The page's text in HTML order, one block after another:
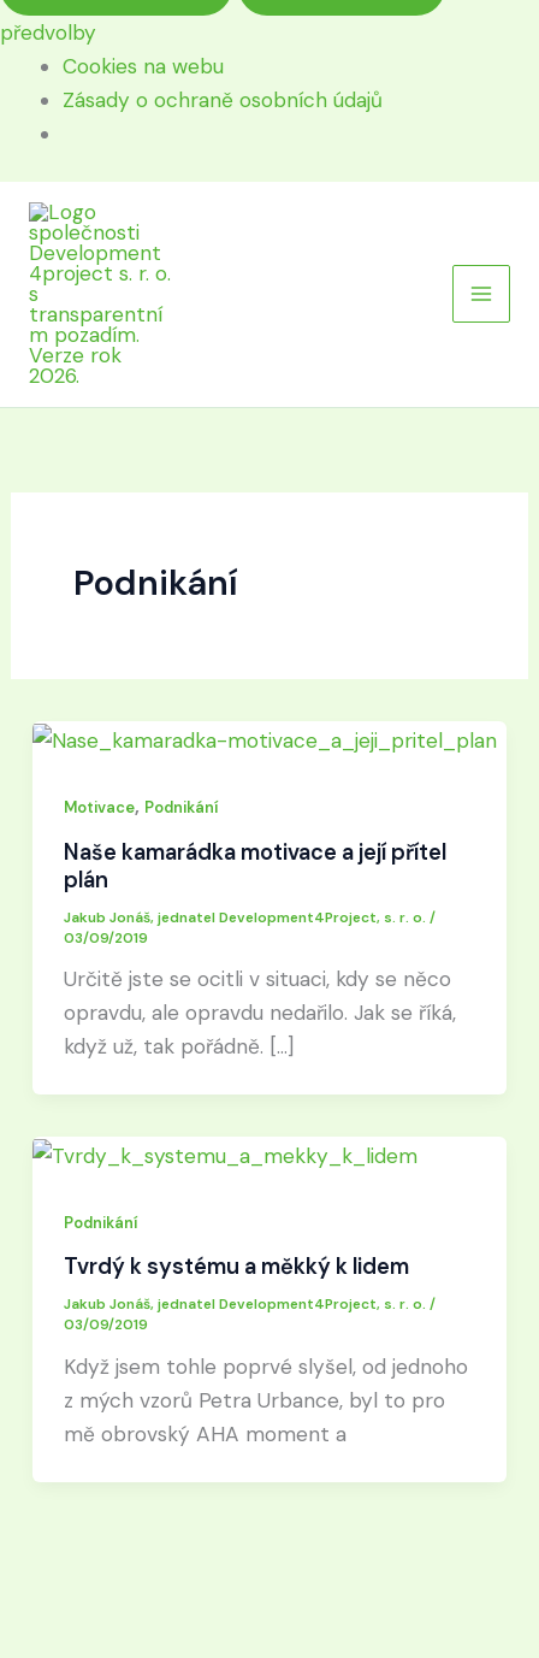
předvolby
Cookies na webu
Zásady o ochraně osobních údajů
Podnikání
Motivace, Podnikání
Naše kamarádka motivace a její přítel
plán
Jakub Jonáš, jednatel Development4Project, s. r. o. /
03/09/2019
Určitě jste se ocitli v situaci, kdy se něco
opravdu, ale opravdu nedařilo. Jak se říká,
když už, tak pořádně. […]
Podnikání
Tvrdý k systému a měkký k lidem
Jakub Jonáš, jednatel Development4Project, s. r. o. /
03/09/2019
Když jsem tohle poprvé slyšel, od jednoho
z mých vzorů Petra Urbance, byl to pro
mě obrovský AHA moment a